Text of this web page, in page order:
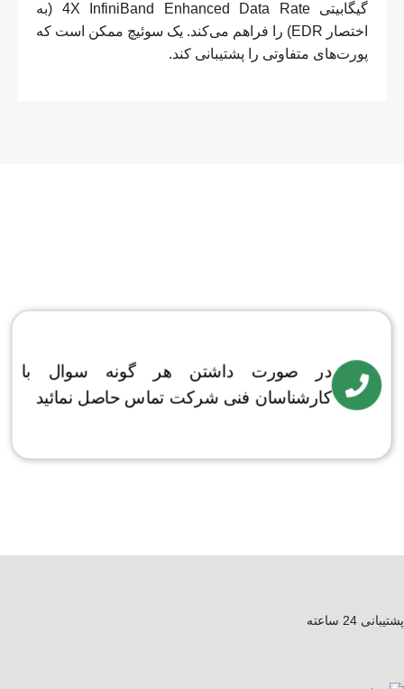
گیگابیتی 4X InfiniBand Enhanced Data Rate (به
اختصار EDR) را فراهم می‌کند. یک سوئیچ ممکن است که
پورت‌های متفاوتی را پشتیبانی کند.
در صورت داشتن هر گونه سوال با
کارشناسان فنی شرکت تماس حاصل نمائید
پشتیبانی 24 ساعته